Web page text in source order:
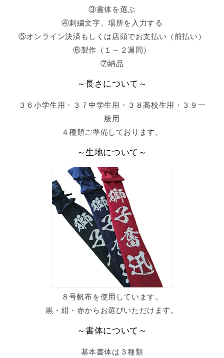
③書体を選ぶ
④刺繍文字、場所を入力する
⑤オンライン決済もしくは店頭でお支払い（前払い）
⑥製作（１～２週間）
⑦納品
～長さについて～
３６小学生用・３７中学生用・３８高校生用・３９一
般用
４種類ご準備しております。
～生地について～
８号帆布を使用しています。
黒・紺・赤からお選びいただけます。
～書体について～
基本書体は３種類